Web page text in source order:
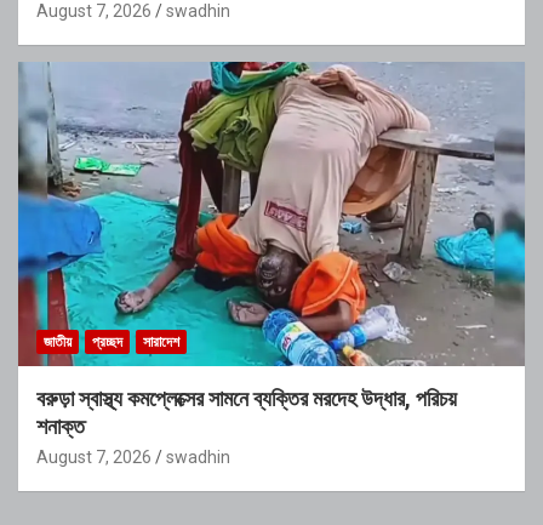
August 7, 2026 swadhin
জাতীয় প্রচ্ছদ সারাদেশ
বরুড়া স্বাস্থ্য কমপ্লেক্সের সামনে ব্যক্তির মরদেহ উদ্ধার, পরিচয়
শনাক্ত
August 7, 2026 swadhin